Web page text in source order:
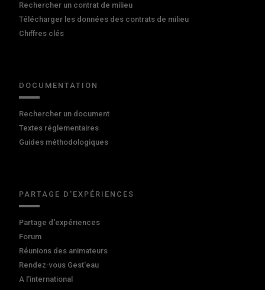
Rechercher un contrat de milieu
Télécharger les données des contrats de milieu
Chiffres clés
DOCUMENTATION
Rechercher un document
Textes réglementaires
Guides méthodologiques
PARTAGE D'EXPÉRIENCES
Partage d'expériences
Forum
Réunions des animateurs
Rendez-vous Gest'eau
A l'international